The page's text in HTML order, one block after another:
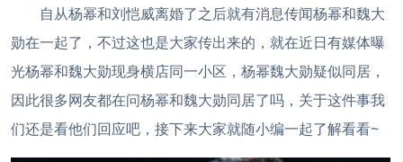
自从杨幂和刘恺威离婚了之后就有消息传闻杨幂和魏大
勋在一起了，不过这也是大家传出来的，就在近日有媒体曝
光杨幂和魏大勋现身横店同一小区，杨幂魏大勋疑似同居，
因此很多网友都在问杨幂和魏大勋同居了吗，关于这件事我
们还是看他们回应吧，接下来大家就随小编一起了解看看~